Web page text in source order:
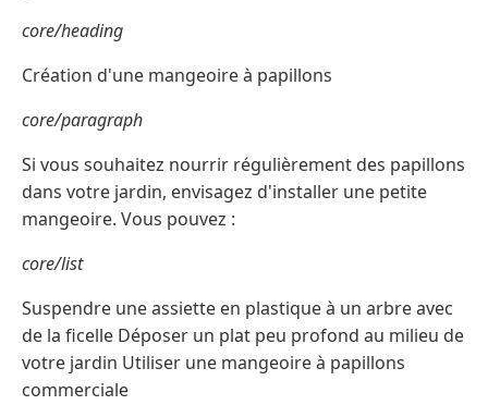
core/heading
Création d'une mangeoire à papillons
core/paragraph
Si vous souhaitez nourrir régulièrement des papillons
dans votre jardin, envisagez d'installer une petite
mangeoire. Vous pouvez :
core/list
Suspendre une assiette en plastique à un arbre avec
de la ficelle Déposer un plat peu profond au milieu de
votre jardin Utiliser une mangeoire à papillons
commerciale